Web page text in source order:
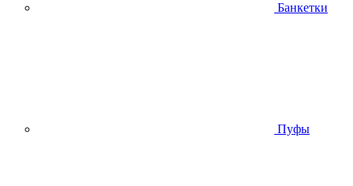
Банкетки
Пуфы